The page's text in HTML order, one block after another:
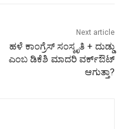
Next article
ಹಳೆ ಕಾಂಗ್ರೆಸ್ ಸಂಸ್ಕೃತಿ + ದುಡ್ಡು
ಎಂಬ ಡಿಕೆಶಿ ಮಾದರಿ ವರ್ಕ್‌ಔಟ್
ಆಗುತ್ತಾ?